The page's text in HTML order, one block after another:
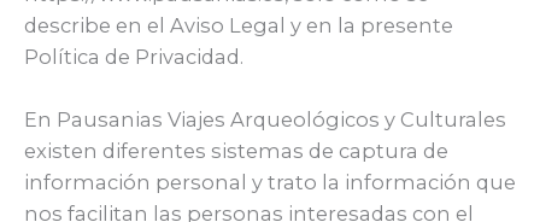
describe en el Aviso Legal y en la presente
Política de Privacidad.
En Pausanias Viajes Arqueológicos y Culturales
existen diferentes sistemas de captura de
información personal y trato la información que
nos facilitan las personas interesadas con el